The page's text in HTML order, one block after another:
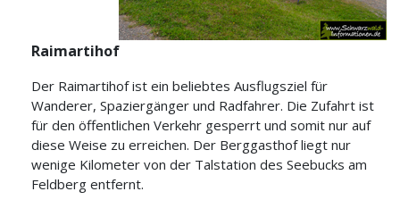
Raimartihof
Der Raimartihof ist ein beliebtes Ausflugsziel für
Wanderer, Spaziergänger und Radfahrer. Die Zufahrt ist
für den öffentlichen Verkehr gesperrt und somit nur auf
diese Weise zu erreichen. Der Berggasthof liegt nur
wenige Kilometer von der Talstation des Seebucks am
Feldberg entfernt.